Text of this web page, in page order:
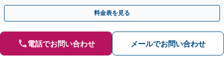
高額所得者の財産分与など、何でもご相談ください。
料金表を見る
電話でお問い合わせ メールでお問い合わせ